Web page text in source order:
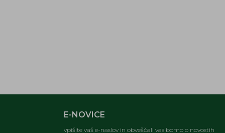
E-NOVICE
vpišite vaš e-naslov in obveščali vas bomo o novostih